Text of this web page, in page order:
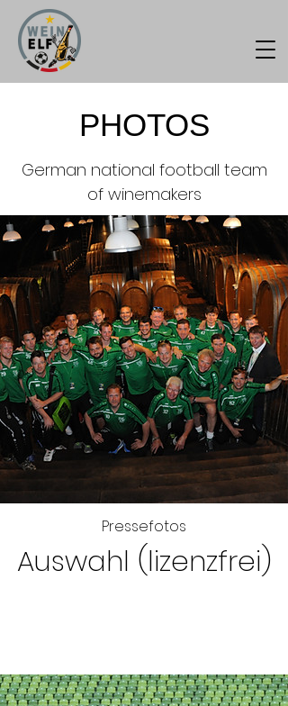
PHOTOS
German national football team
of winemakers
Pressefotos
Auswahl (lizenzfrei)